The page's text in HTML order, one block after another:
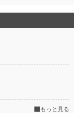
もっと見る